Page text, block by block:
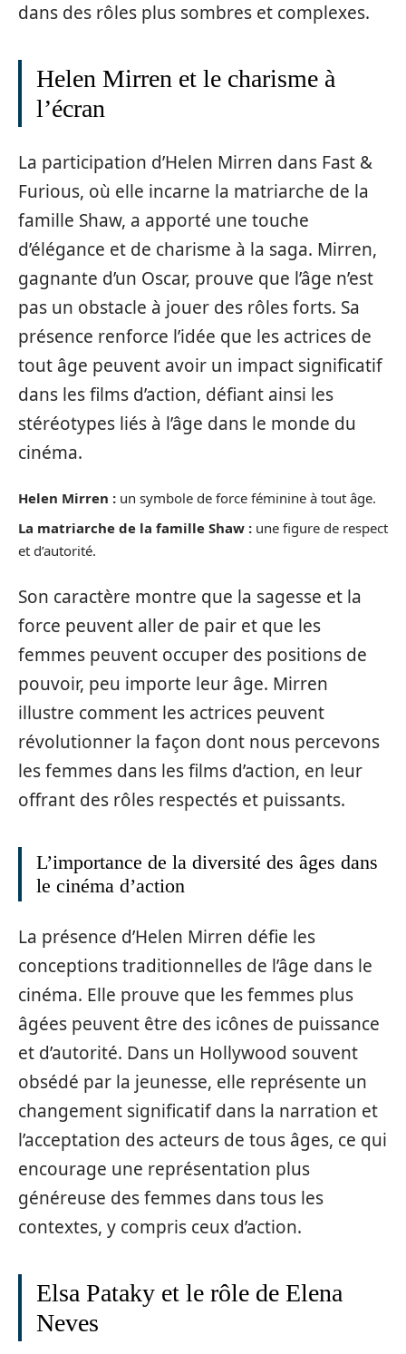
dans des rôles plus sombres et complexes.
Helen Mirren et le charisme à
l’écran
La participation d’Helen Mirren dans Fast &
Furious, où elle incarne la matriarche de la
famille Shaw, a apporté une touche
d’élégance et de charisme à la saga. Mirren,
gagnante d’un Oscar, prouve que l’âge n’est
pas un obstacle à jouer des rôles forts. Sa
présence renforce l’idée que les actrices de
tout âge peuvent avoir un impact significatif
dans les films d’action, défiant ainsi les
stéréotypes liés à l’âge dans le monde du
cinéma.
Helen Mirren : un symbole de force féminine à tout âge.
La matriarche de la famille Shaw : une figure de respect
et d’autorité.
Son caractère montre que la sagesse et la
force peuvent aller de pair et que les
femmes peuvent occuper des positions de
pouvoir, peu importe leur âge. Mirren
illustre comment les actrices peuvent
révolutionner la façon dont nous percevons
les femmes dans les films d’action, en leur
offrant des rôles respectés et puissants.
L’importance de la diversité des âges dans
le cinéma d’action
La présence d’Helen Mirren défie les
conceptions traditionnelles de l’âge dans le
cinéma. Elle prouve que les femmes plus
âgées peuvent être des icônes de puissance
et d’autorité. Dans un Hollywood souvent
obsédé par la jeunesse, elle représente un
changement significatif dans la narration et
l’acceptation des acteurs de tous âges, ce qui
encourage une représentation plus
généreuse des femmes dans tous les
contextes, y compris ceux d’action.
Elsa Pataky et le rôle de Elena
Neves